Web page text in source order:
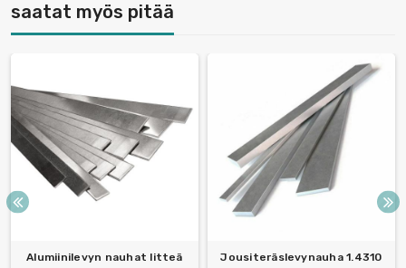
saatat myös pitää
Alumiinilevyn nauhat litteä
Jousiteräslevynauha 1.4310